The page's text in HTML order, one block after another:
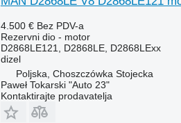
4.500 € Bez PDV-a
Rezervni dio - motor
D2868LE121, D2868LE, D2868LExx
dizel
Poljska, Choszczówka Stojecka
Paweł Tokarski "Auto 23"
Kontaktirajte prodavatelja